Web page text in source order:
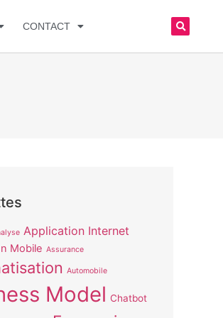
CONTACT
Application Internet
Mobile Assurance
Automobile
Model Chatbot